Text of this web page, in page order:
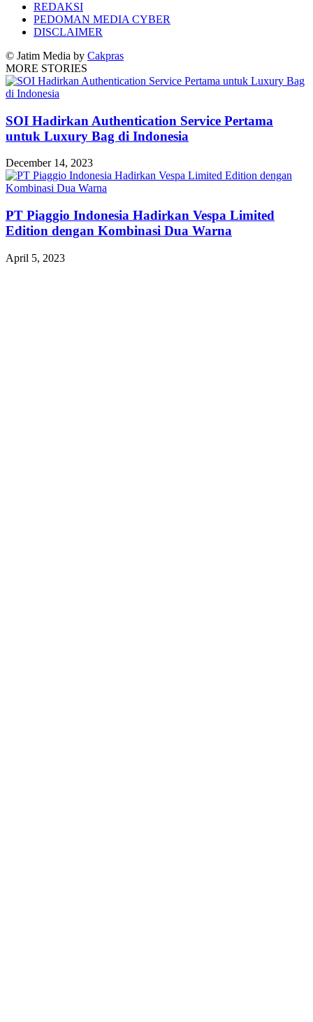
REDAKSI
PEDOMAN MEDIA CYBER
DISCLAIMER
© Jatim Media by Cakpras
MORE STORIES
SOI Hadirkan Authentication Service Pertama
untuk Luxury Bag di Indonesia
December 14, 2023
PT Piaggio Indonesia Hadirkan Vespa Limited
Edition dengan Kombinasi Dua Warna
April 5, 2023